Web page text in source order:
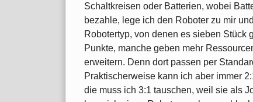
Schaltkreisen oder Batterien, wobei
bezahle, lege ich den Roboter zu mir
Robotertyp, von denen es sieben Stück
Punkte, manche geben mehr
erweitern. Denn dort passen per
Praktischerweise kann ich aber immer
die muss ich 3:1 tauschen, weil sie als